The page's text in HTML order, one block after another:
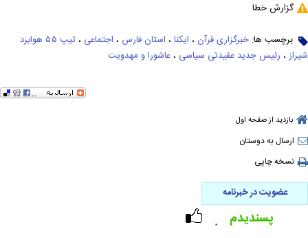
گزارش خطا
برچسب ها: خبرگزاری قرآن ، ایکنا ، استان فارس ، اجتماعی ،
تیپ ۵۵ هوابرد
شیراز ، رئیس جدید عقیدتی سیاسی ، عاشورا و مهدویت
بازدید از صفحه اول
ارسال به دوستان
نسخه چاپی
عضویت در خبرنامه
۰ پسندیدم